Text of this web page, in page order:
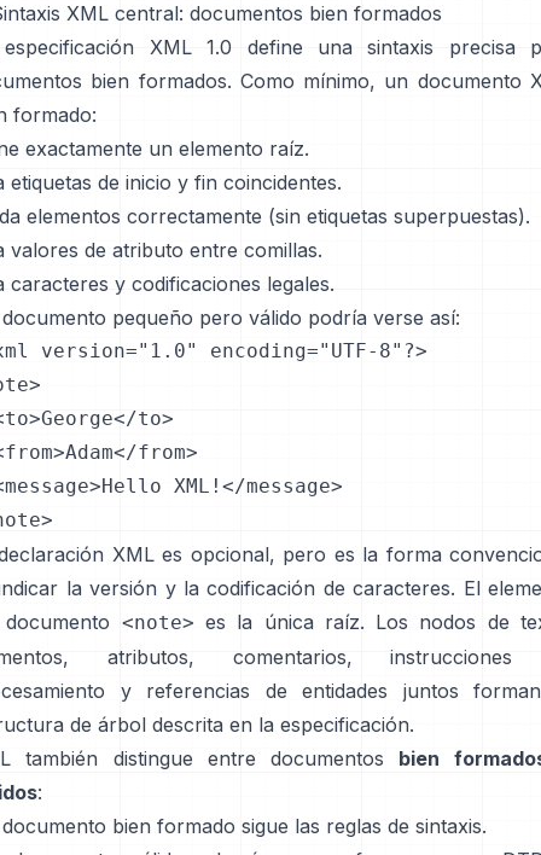
XML central: documentos bien formados
XML 1.0 define una sintaxis precisa
bien formados. Como mínimo, un documento
formado:
exactamente un elemento raíz.
etiquetas de inicio y fin coincidentes.
elementos correctamente (sin etiquetas superpuestas).
valores de atributo entre comillas.
caracteres y codificaciones legales.
pequeño pero válido podría verse así:
version="1.0" encoding="UTF-8"?>
to>
from>
XML!</message>
XML es opcional, pero es la forma
la versión y la codificación de caracteres. El
<note> es la única raíz. Los nodos de
atributos, comentarios, instrucciones
y referencias de entidades juntos
de árbol descrita en la especificación.
también distingue entre documentos bien
:
bien formado sigue las reglas de sintaxis.